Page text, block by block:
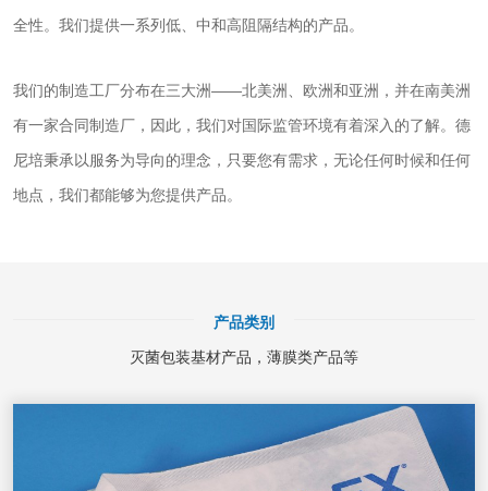
全性。我们提供一系列低、中和高阻隔结构的产品。
我们的制造工厂分布在三大洲——北美洲、欧洲和亚洲，并在南美洲
有一家合同制造厂，因此，我们对国际监管环境有着深入的了解。德
尼培秉承以服务为导向的理念，只要您有需求，无论任何时候和任何
地点，我们都能够为您提供产品。
产品类别
灭菌包装基材产品，薄膜类产品等